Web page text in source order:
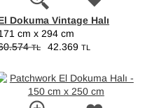
Dokuma Vintage Halı
cm x 294 cm
TL 42.369 TL